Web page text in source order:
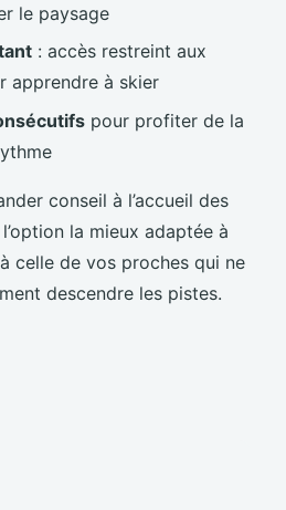
le paysage
: accès restreint aux
apprendre à skier
pour profiter de la
conseil à l’accueil des
la mieux adaptée à
celle de vos proches qui ne
descendre les pistes.